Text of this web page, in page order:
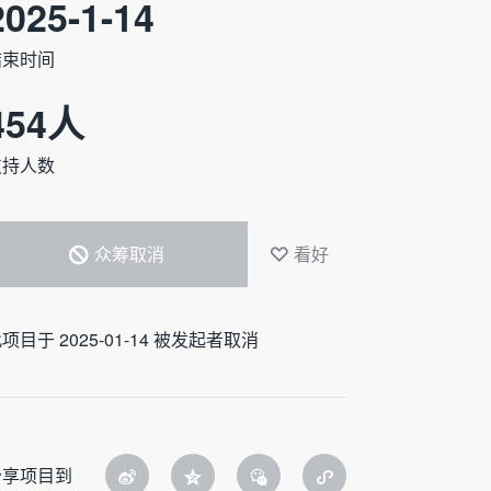
1-14
时间
人
人数
众筹取消 看好
目于 2025-01-14 被发起者取消
项目到